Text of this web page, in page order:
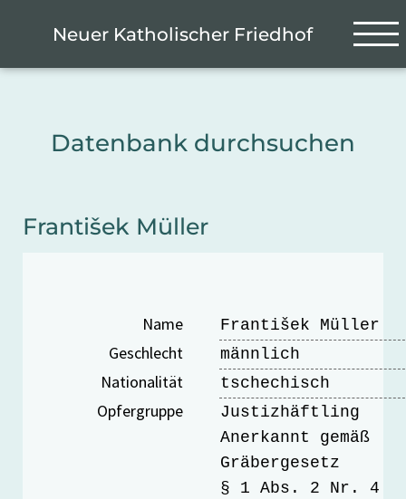
Neuer Katholischer Friedhof
Datenbank durchsuchen
František Müller
Name František Müller
Geschlecht männlich
Nationalität tschechisch
Opfergruppe
Justizhäftling
Anerkannt gemäß
Gräbergesetz
§ 1 Abs. 2 Nr. 4